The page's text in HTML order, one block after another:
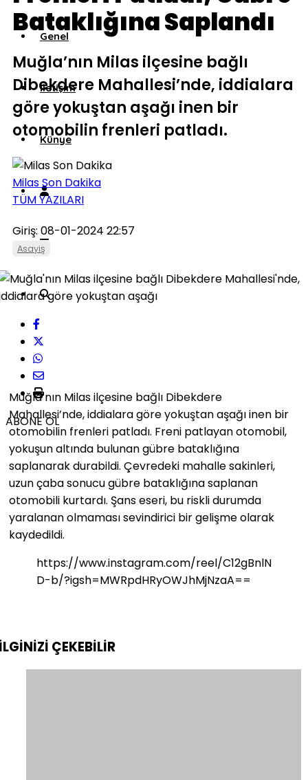
Genel
İletişim
Künye
Bataklığına Saplandı
Muğla’nın Milas ilçesine bağlı
Dibekdere Mahallesi’nde, iddialara
göre yokuştan aşağı inen bir
otomobilin frenleri patladı.
Milas Son Dakika
TÜM YAZILARI
Giriş: 08-01-2024 22:57
Asayiş
ABONE OL
Muğla’nın Milas ilçesine bağlı Dibekdere
Mahallesi’nde, iddialara göre yokuştan aşağı inen bir
otomobilin frenleri patladı. Freni patlayan otomobil,
yokuşun altında bulunan gübre bataklığına
saplanarak durabildi. Çevredeki mahalle sakinleri,
uzun çaba sonucu gübre bataklığına saplanan
otomobili kurtardı. Şans eseri, bu riskli durumda
yaralanan olmaması sevindirici bir gelişme olarak
kaydedildi.
https://www.instagram.com/reel/C12gBnlN
D-b/?igsh=MWRpdHRyOWJhMjNzaA==
ÇEKEBİLİR